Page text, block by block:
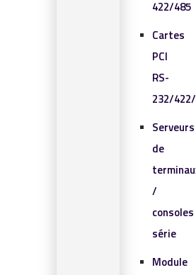
422/485
Cartes
PCI
RS-
232/
Serveurs
de
/
consoles
série
Module